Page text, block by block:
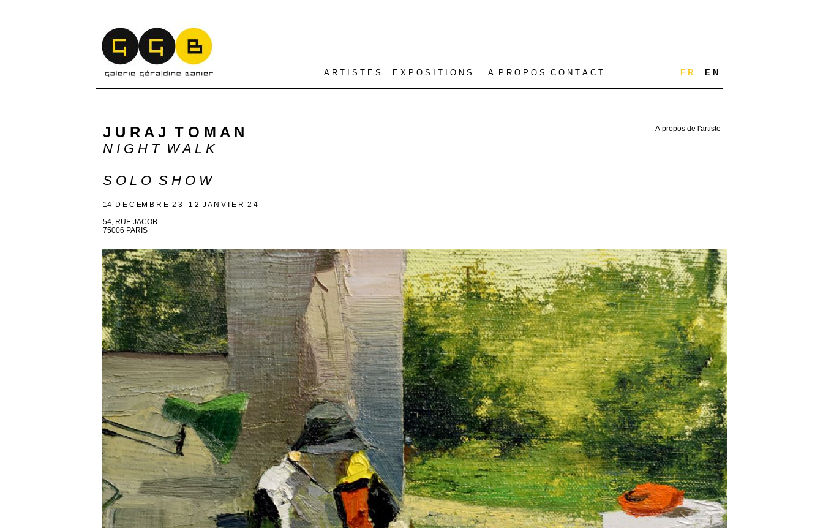
E X P O S I T I O N S
A R T I S T E S
A propos de l'artiste
J U R A J T O M A N
N I G H T W A L K
S O L O S H O W
A P R O P O S C O N T A C T F R E N
14 D E C EM B R E 2 3 - 1 2 J A N V I E R 2 4
54, RUE JACOB
75006 PARIS